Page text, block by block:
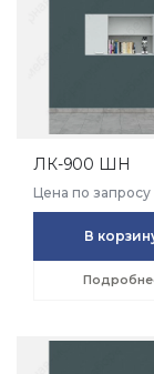
ЛК-900 ШН
Цена по запросу
В